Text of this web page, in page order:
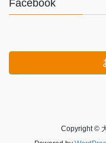
Facebook
Copyright ©